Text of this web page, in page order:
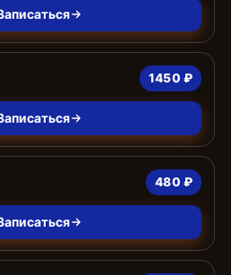
1450 ₽
480 ₽